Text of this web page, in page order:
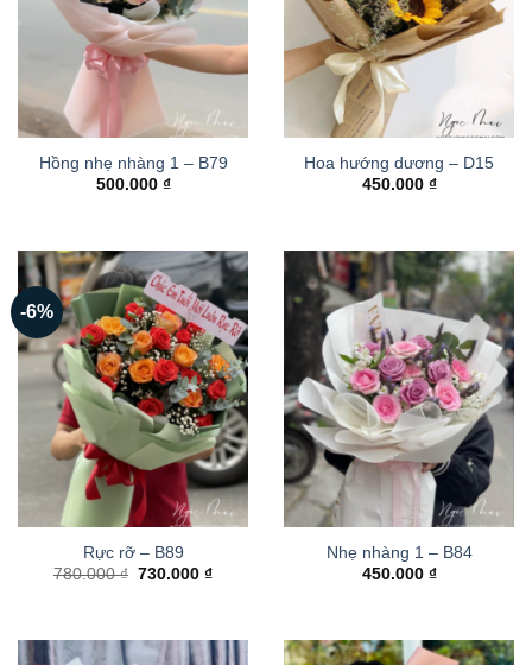
Hồng nhẹ nhàng 1 – B79
500.000 ₫
Hoa hướng dương – D15
450.000 ₫
-6%
Rực rỡ – B89
780.000₫ Giá
730.000₫Giá
Nhẹ nhàng 1 – B84
450.000 ₫